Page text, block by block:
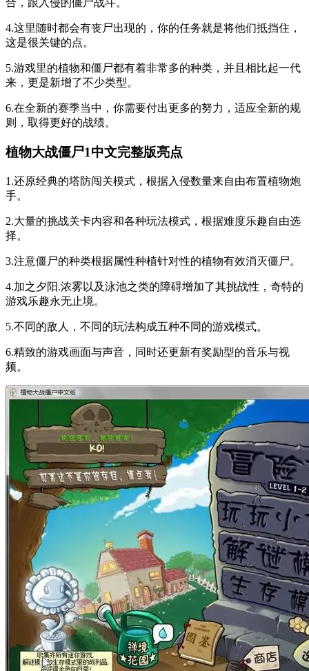
合，跟入侵的僵尸战斗。
4.这里随时都会有丧尸出现的，你的任务就是将他们抵挡住，
这是很关键的点。
5.游戏里的植物和僵尸都有着非常多的种类，并且相比起一代
来，更是新增了不少类型。
6.在全新的赛季当中，你需要付出更多的努力，适应全新的规
则，取得更好的战绩。
植物大战僵尸1中文完整版亮点
1.还原经典的塔防闯关模式，根据入侵数量来自由布置植物炮
手。
2.大量的挑战关卡内容和各种玩法模式，根据难度乐趣自由选
择。
3.注意僵尸的种类根据属性种植针对性的植物有效消灭僵尸。
4.加之夕阳.浓雾以及泳池之类的障碍增加了其挑战性，奇特的
游戏乐趣永无止境。
5.不同的敌人，不同的玩法构成五种不同的游戏模式。
6.精致的游戏画面与声音，同时还更新有奖励型的音乐与视
频。